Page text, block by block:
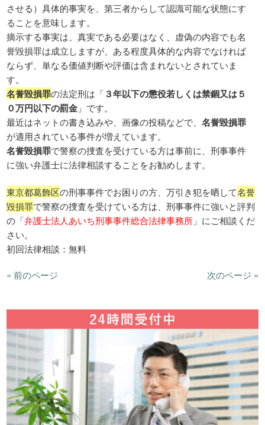
させる）具体的事実を、第三者からして認識可能な状態にす
ることを意味します。
摘示する事実は、真実である必要はなく、虚偽の内容でも名
誉毀損罪は成立しますが、ある程度具体的な内容でなければ
ならず、単なる価値判断や評価は含まれないとされていま
す。
名誉毀損罪の法定刑は「３年以下の懲役若しくは禁錮又は５
０万円以下の罰金 」です。
最近はネットの書き込みや、画像の投稿などで、名誉毀損罪
が適用されている事件が増えています。
名誉毀損罪で警察の捜査を受けている方は事前に、刑事事件
に強い弁護士に法律相談することをお勧めします。
東京都葛飾区の刑事事件でお困りの方、万引き犯を晒して名誉
毀損罪で警察の捜査を受けている方は、刑事事件に強いと評判
の「弁護士法人あいち刑事事件総合法律事務所 」にご相談くだ
さい。
初回法律相談：無料
« 前のページ 次のページ »